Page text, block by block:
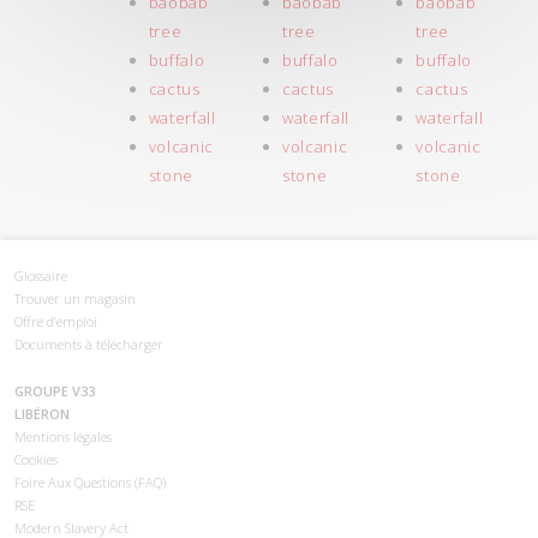
tree
buffalo
cactus
waterfall
volcanic
stone
tree
buffalo
cactus
waterfall
volcanic
stone
tree
buffalo
cactus
waterfall
volcanic
stone
Glossaire
Trouver un magasin
Offre d’emploi
Documents à télécharger
GROUPE V33
LIBÉRON
Mentions légales
Cookies
Foire Aux Questions (FAQ)
RSE
Modern Slavery Act